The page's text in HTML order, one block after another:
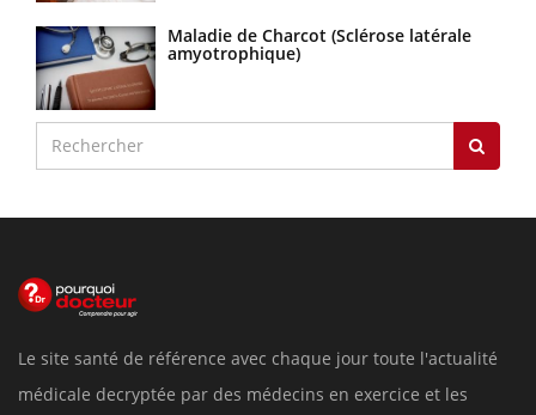
Maladie de Charcot (Sclérose latérale
amyotrophique)
Le site santé de référence avec chaque jour toute l'actualité
médicale decryptée par des médecins en exercice et les